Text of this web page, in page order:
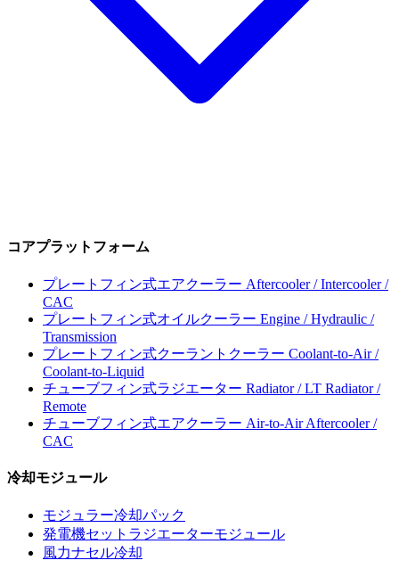
コアプラットフォーム
プレートフィン式エアクーラー Aftercooler / Intercooler /
CAC
プレートフィン式オイルクーラー Engine / Hydraulic /
Transmission
プレートフィン式クーラントクーラー Coolant-to-Air /
Coolant-to-Liquid
チューブフィン式ラジエーター Radiator / LT Radiator /
Remote
チューブフィン式エアクーラー Air-to-Air Aftercooler /
CAC
冷却モジュール
モジュラー冷却パック
発電機セットラジエーターモジュール
風力ナセル冷却